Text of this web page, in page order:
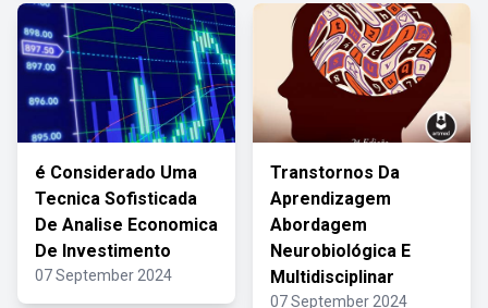
é Considerado Uma
Tecnica Sofisticada
De Analise Economica
De Investimento
07 September 2024
Transtornos Da
Aprendizagem
Abordagem
Neurobiológica E
Multidisciplinar
07 September 2024